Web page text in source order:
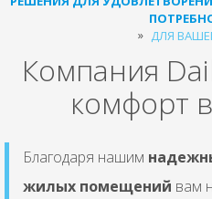
ДЛЯ
Компания
комфорт
Благодаря нашим
жилых помещений вам